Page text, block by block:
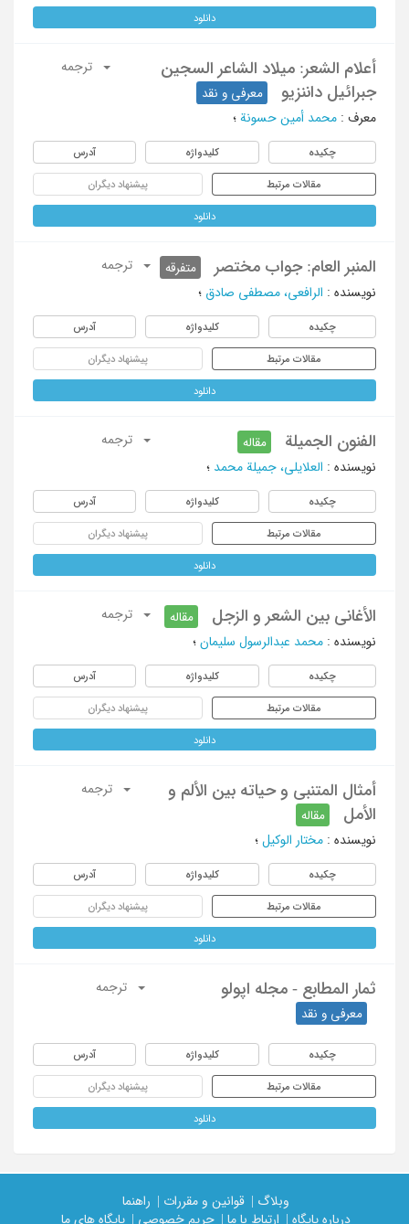
دانلود
أعلام الشعر: میلاد الشاعر السجین
جبرائیل داننزیو
معرفی و نقد
ترجمه
معرف : محمد أمین حسونة ؛
چکیده کلیدواژه آدرس
مقالات مرتبط پیشنهاد دیگران
دانلود
المنبر العام: جواب مختصر متفرقه
ترجمه
نویسنده : الرافعی، مصطفی صادق ؛
چکیده کلیدواژه آدرس
مقالات مرتبط پیشنهاد دیگران
دانلود
الفنون الجمیلة مقاله
ترجمه
نویسنده : العلایلی، جمیلة محمد ؛
چکیده کلیدواژه آدرس
مقالات مرتبط پیشنهاد دیگران
دانلود
الأغانی بین الشعر و الزجل مقاله
ترجمه
نویسنده : محمد عبدالرسول سلیمان ؛
چکیده کلیدواژه آدرس
مقالات مرتبط پیشنهاد دیگران
دانلود
أمثال المتنبی و حیاته بین الألم و
الأمل
مقاله
ترجمه
نویسنده : مختار الوکیل ؛
چکیده کلیدواژه آدرس
مقالات مرتبط پیشنهاد دیگران
دانلود
ثمار المطابع - مجله اپولو
معرفی و نقد
ترجمه
چکیده کلیدواژه آدرس
مقالات مرتبط پیشنهاد دیگران
دانلود
وبلاگ | قوانین و مقررات |
راهنما
درباره پایگاه |
ارتباط با ما | حریم خصوصی | پایگاه های ما